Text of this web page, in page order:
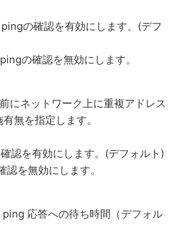
の確認を有効にします。(デフ
の確認を無効にします。
にネットワーク上に重複アドレス
無を指定します。
認を有効にします。(デフォルト)
を無効にします。
応答への待ち時間（デフォル